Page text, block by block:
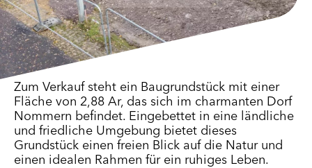
Zum Verkauf steht ein Baugrundstück mit einer
Fläche von 2,88 Ar, das sich im charmanten Dorf
Nommern befindet. Eingebettet in eine ländliche
und friedliche Umgebung bietet dieses
Grundstück einen freien Blick auf die Natur und
einen idealen Rahmen für ein ruhiges Leben.